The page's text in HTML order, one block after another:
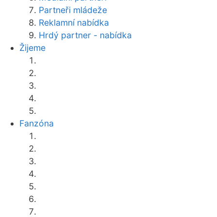
Partneři mládeže
Reklamní nabídka
Hrdý partner - nabídka
Žijeme
Fanzóna